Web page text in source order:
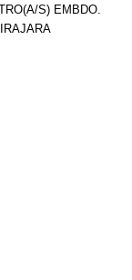
S) EMBDO.